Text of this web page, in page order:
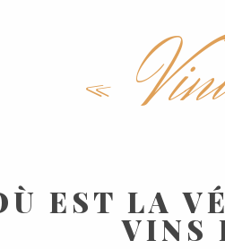
«
EST LA
VINS